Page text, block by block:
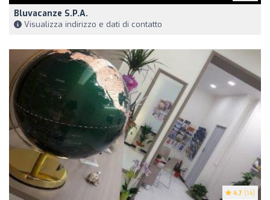
Bluvacanze S.P.A.
Visualizza indirizzo e dati di contatto
4.7 (14)